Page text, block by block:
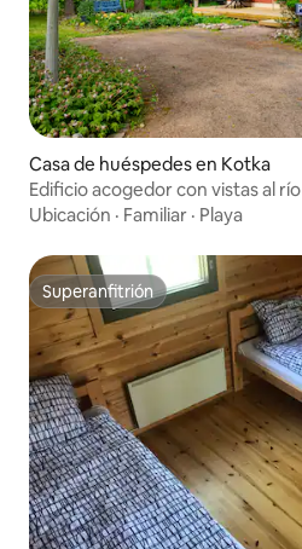
Casa de huéspedes en Kotka
Edificio acogedor con vistas al río
Ubicación · Familiar · Playa
Superanfitrión
Superanfitrión